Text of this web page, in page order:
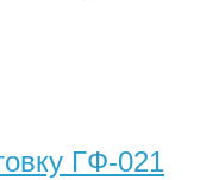
ГФ-021